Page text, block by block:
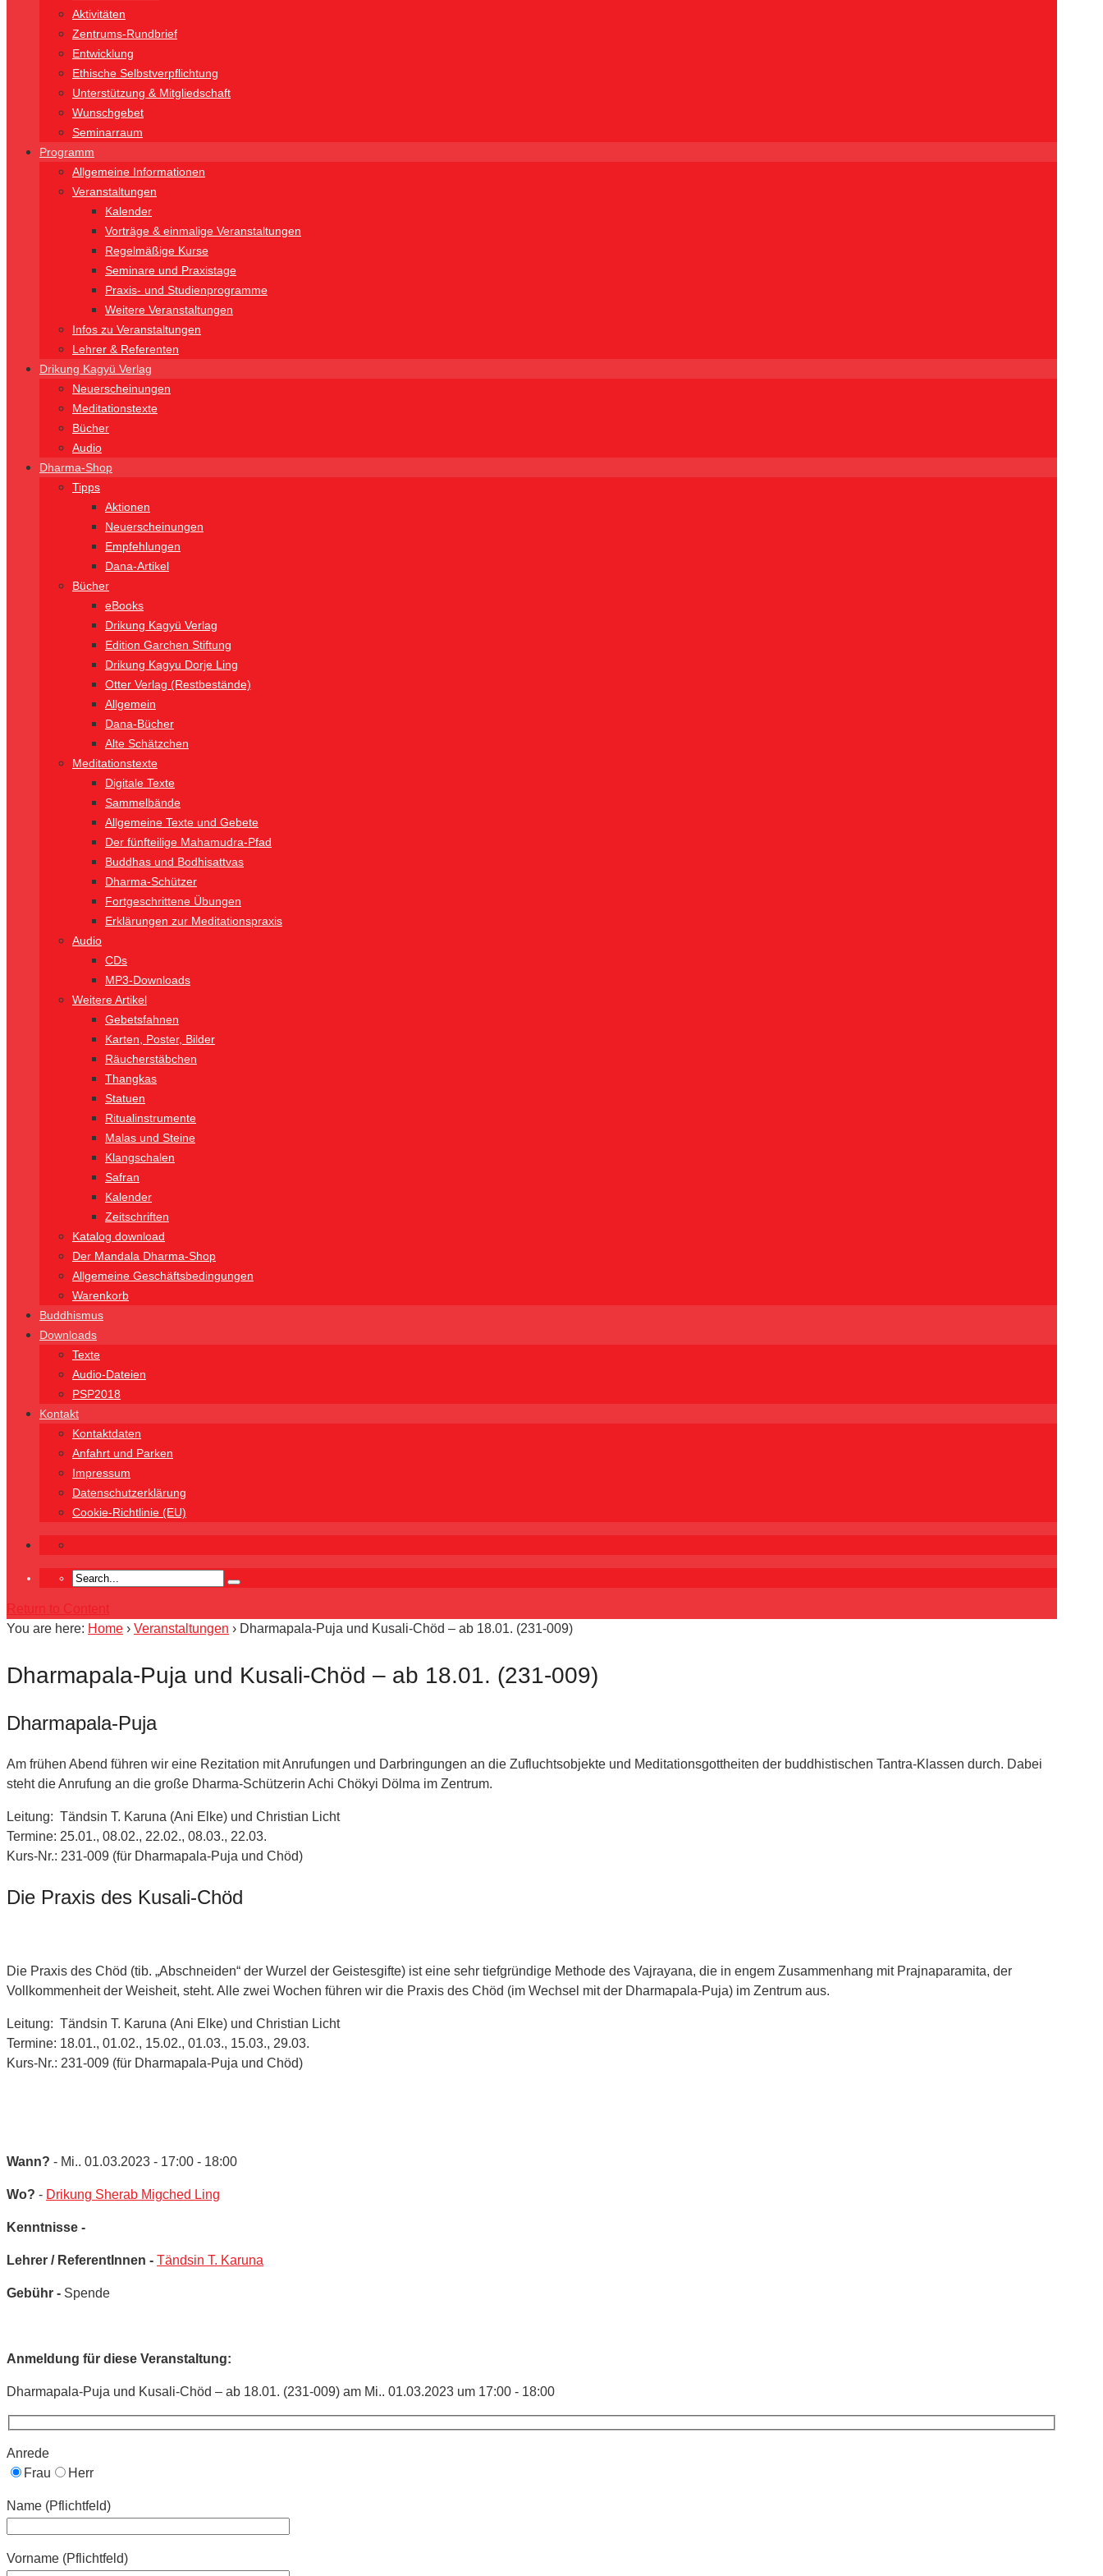
Aktivitäten
Zentrums-Rundbrief
Entwicklung
Ethische Selbstverpflichtung
Unterstützung & Mitgliedschaft
Wunschgebet
Seminarraum
Programm
Allgemeine Informationen
Veranstaltungen
Kalender
Vorträge & einmalige Veranstaltungen
Regelmäßige Kurse
Seminare und Praxistage
Praxis- und Studienprogramme
Weitere Veranstaltungen
Infos zu Veranstaltungen
Lehrer & Referenten
Drikung Kagyü Verlag
Neuerscheinungen
Meditationstexte
Bücher
Audio
Dharma-Shop
Tipps
Aktionen
Neuerscheinungen
Empfehlungen
Dana-Artikel
Bücher
eBooks
Drikung Kagyü Verlag
Edition Garchen Stiftung
Drikung Kagyu Dorje Ling
Otter Verlag (Restbestände)
Allgemein
Dana-Bücher
Alte Schätzchen
Meditationstexte
Digitale Texte
Sammelbände
Allgemeine Texte und Gebete
Der fünfteilige Mahamudra-Pfad
Buddhas und Bodhisattvas
Dharma-Schützer
Fortgeschrittene Übungen
Erklärungen zur Meditationspraxis
Audio
CDs
MP3-Downloads
Weitere Artikel
Gebetsfahnen
Karten, Poster, Bilder
Räucherstäbchen
Thangkas
Statuen
Ritualinstrumente
Malas und Steine
Klangschalen
Safran
Kalender
Zeitschriften
Katalog download
Der Mandala Dharma-Shop
Allgemeine Geschäftsbedingungen
Warenkorb
Buddhismus
Downloads
Texte
Audio-Dateien
PSP2018
Kontakt
Kontaktdaten
Anfahrt und Parken
Impressum
Datenschutzerklärung
Cookie-Richtlinie (EU)
Return to Content
You are here: Home › Veranstaltungen › Dharmapala-Puja und Kusali-Chöd – ab 18.01. (231-009)
Dharmapala-Puja und Kusali-Chöd – ab 18.01. (231-009)
Dharmapala-Puja
Am frühen Abend führen wir eine Rezitation mit Anrufungen und Darbringungen an die Zufluchtsobjekte und Meditationsgottheiten der buddhistischen Tantra-Klassen durch. Dabei
steht die Anrufung an die große Dharma-Schützerin Achi Chökyi Dölma im Zentrum.
Leitung: Tändsin T. Karuna (Ani Elke) und Christian Licht
Termine: 25.01., 08.02., 22.02., 08.03., 22.03.
Kurs-Nr.: 231-009 (für Dharmapala-Puja und Chöd)
Die Praxis des Kusali-Chöd
Die Praxis des Chöd (tib. „Abschneiden“ der Wurzel der Geistesgifte) ist eine sehr tiefgründige Methode des Vajrayana, die in engem Zusammenhang mit Prajnaparamita, der
Vollkommenheit der Weisheit, steht. Alle zwei Wochen führen wir die Praxis des Chöd (im Wechsel mit der Dharmapala-Puja) im Zentrum aus.
Leitung: Tändsin T. Karuna (Ani Elke) und Christian Licht
Termine: 18.01., 01.02., 15.02., 01.03., 15.03., 29.03.
Kurs-Nr.: 231-009 (für Dharmapala-Puja und Chöd)
Wann? - Mi.. 01.03.2023 - 17:00 - 18:00
Wo? - Drikung Sherab Migched Ling
Kenntnisse -
Lehrer / ReferentInnen - Tändsin T. Karuna
Gebühr - Spende
Anmeldung für diese Veranstaltung:
Dharmapala-Puja und Kusali-Chöd – ab 18.01. (231-009) am Mi.. 01.03.2023 um 17:00 - 18:00
Anrede
Frau
Herr
Name (Pflichtfeld)
Vorname (Pflichtfeld)